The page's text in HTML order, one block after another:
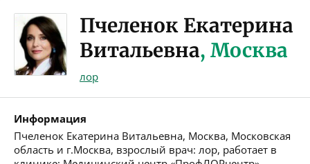
Пчеленок Екатерина
Витальевна, Москва
лор
Информация
Пчеленок Екатерина Витальевна, Москва, Московская
область и г.Москва, взрослый врач: лор, работает в